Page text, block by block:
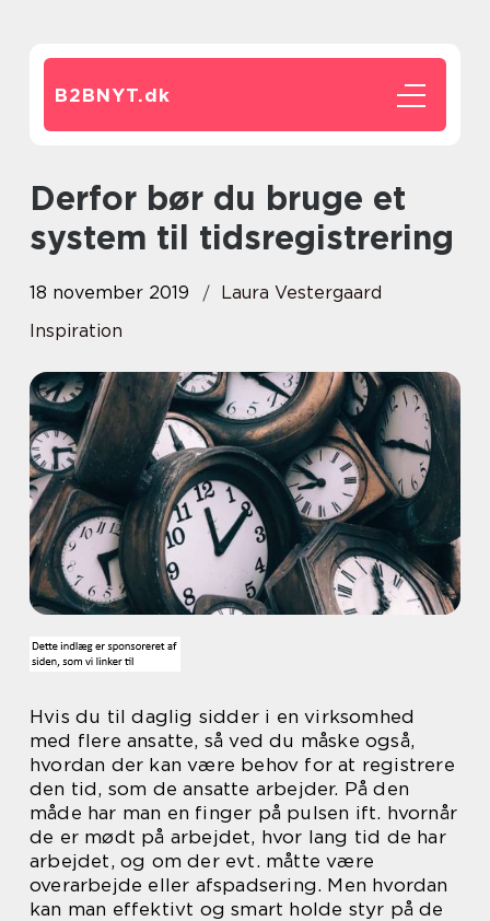
B2BNYT.dk
Derfor bør du bruge et
system til tidsregistrering
18 november 2019
Laura Vestergaard
Inspiration
Hvis du til daglig sidder i en virksomhed
med flere ansatte, så ved du måske også,
hvordan der kan være behov for at registrere
den tid, som de ansatte arbejder. På den
måde har man en finger på pulsen ift. hvornår
de er mødt på arbejdet, hvor lang tid de har
arbejdet, og om der evt. måtte være
overarbejde eller afspadsering. Men hvordan
kan man effektivt og smart holde styr på de